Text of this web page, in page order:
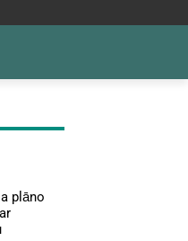
plāno